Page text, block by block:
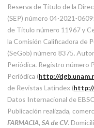
Reserva de Título de la
(SEP) número 04-2021-
de Título número 11967 y
la Comisión Calificadora de
(SeGob) número 8375.
Periódica. Registro número
Periódica (http://
de Revistas Latindex (
Datos Internacional de
Publicación realizada,
FARMACIA, SA de CV.